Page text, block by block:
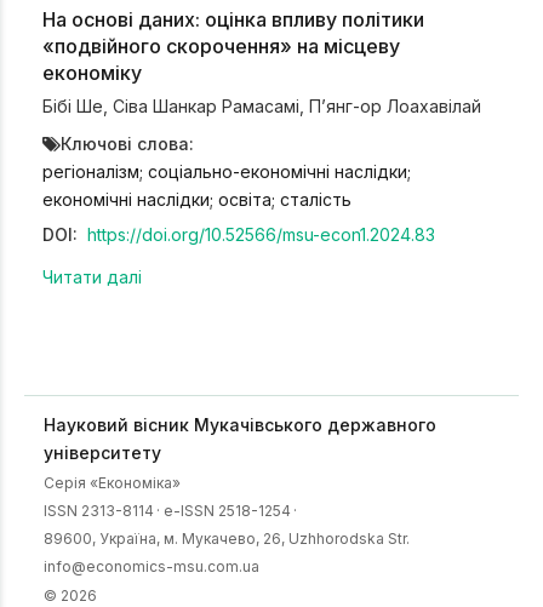
На основі даних: оцінка впливу політики
«подвійного скорочення» на місцеву
економіку
Бібі Ше Сіва Шанкар Рамасамі П’янг-ор Лоахавілай
Ключові слова:
регіоналізм; соціально-економічні наслідки;
економічні наслідки; освіта; сталість
DOI: https://doi.org/10.52566/msu-econ1.2024.83
Читати далі
Науковий вісник Мукачівського державного
університету
Серія «Економіка»
ISSN 2313-8114 · e-ISSN 2518-1254 ·
89600, Українa, м. Мукачево, 26, Uzhhorodska Str.
info@economics-msu.com.ua
© 2026